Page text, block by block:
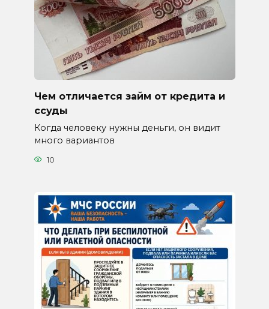
Чем отличается займ от кредита и
ссуды
Когда человеку нужны деньги, он видит
много вариантов
10